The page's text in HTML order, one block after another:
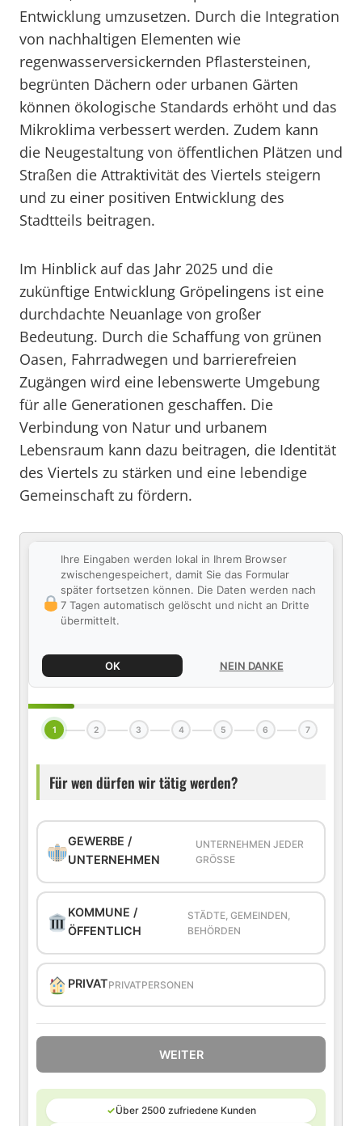
Entwicklung umzusetzen. Durch die Integration
von nachhaltigen Elementen wie
regenwasserversickernden Pflastersteinen,
begrünten Dächern oder urbanen Gärten
können ökologische Standards erhöht und das
Mikroklima verbessert werden. Zudem kann
die Neugestaltung von öffentlichen Plätzen und
Straßen die Attraktivität des Viertels steigern
und zu einer positiven Entwicklung des
Stadtteils beitragen.
Im Hinblick auf das Jahr 2025 und die
zukünftige Entwicklung Gröpelingens ist eine
durchdachte Neuanlage von großer
Bedeutung. Durch die Schaffung von grünen
Oasen, Fahrradwegen und barrierefreien
Zugängen wird eine lebenswerte Umgebung
für alle Generationen geschaffen. Die
Verbindung von Natur und urbanem
Lebensraum kann dazu beitragen, die Identität
des Viertels zu stärken und eine lebendige
Gemeinschaft zu fördern.
Ihre Eingaben werden lokal in Ihrem Browser
zwischengespeichert, damit Sie das Formular
später fortsetzen können. Die Daten werden nach
7 Tagen automatisch gelöscht und nicht an Dritte
übermittelt.
OK NEIN DANKE
1 2 3 4 5 6 7
Für wen dürfen wir tätig werden?
GEWERBE /
UNTERNEHMEN
UNTERNEHMEN JEDER
GRÖSSE
KOMMUNE /
ÖFFENTLICH
STÄDTE, GEMEINDEN,
BEHÖRDEN
PRIVATPRIVATPERSONEN
WEITER
✓Über 2500 zufriedene Kunden